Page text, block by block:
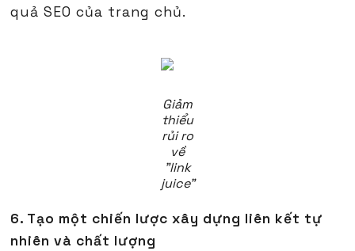
quả SEO của trang chủ.
Giảm
thiểu
rủi ro
về
"link
juice"
6. Tạo một chiến lược xây dựng liên kết tự
nhiên và chất lượng